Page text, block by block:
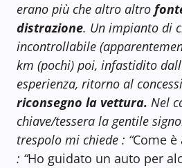
erano più che altro altro
distrazione. Un impianto di
incontrollabile
km (pochi) poi, infastidito
esperienza, ritorno al
riconsegno la vettura. Nel
chiave/tessera la gentile
trespolo mi chiede : “Come è
: “Ho guidato un auto per